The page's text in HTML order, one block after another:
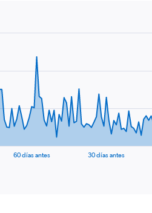
60 días antes 30 días antes